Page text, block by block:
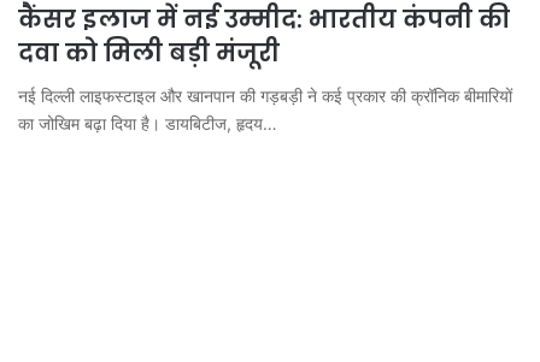
कैंसर इलाज में नई उम्मीद: भारतीय कंपनी की
दवा को मिली बड़ी मंजूरी
नई दिल्ली लाइफस्टाइल और खानपान की गड़बड़ी ने कई प्रकार की क्रॉनिक बीमारियों
का जोखिम बढ़ा दिया है। डायबिटीज, हृदय…